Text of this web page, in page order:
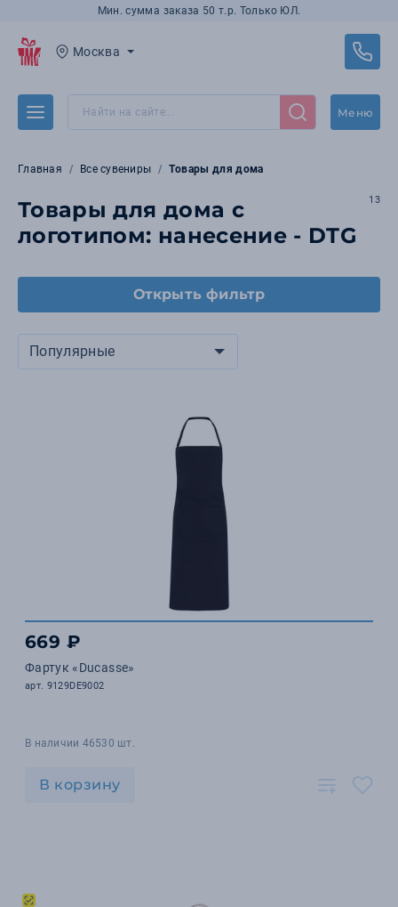
Мин. сумма заказа 50 т.р. Только ЮЛ.
Москва
Меню
Главная Все сувениры Товары для дома
Товары для дома с
логотипом: нанесение - DTG
13
Открыть фильтр
Популярные
669 ₽
Фартук «Ducasse»
арт. 9129DE9002
В наличии 46530 шт.
В корзину